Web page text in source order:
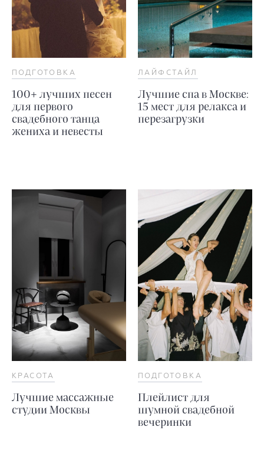
ПОДГОТОВКА
100+ лучших песен
для первого
свадебного танца
жениха и невесты
ЛАЙФСТАЙЛ
Лучшие спа в Москве:
15 мест для релакса и
перезагрузки
КРАСОТА
Лучшие массажные
студии Москвы
ПОДГОТОВКА
Плейлист для
шумной свадебной
вечеринки